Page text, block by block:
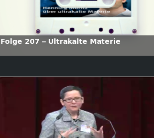
Folge 207 – Ultrakalte Materie